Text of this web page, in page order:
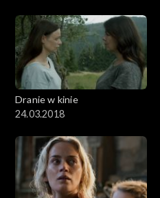
Dranie w kinie
24.03.2018